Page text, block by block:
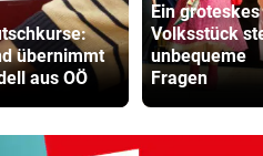
übernimmt
aus OÖ
Ein groteskes
Volksstück
unbequeme
Fragen